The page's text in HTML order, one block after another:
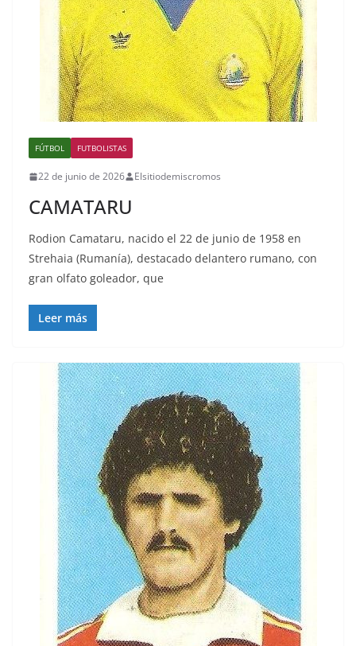
FÚTBOL FUTBOLISTAS
22 de junio de 2026 Elsitiodemiscromos
CAMATARU
Rodion Camataru, nacido el 22 de junio de 1958 en
Strehaia (Rumanía), destacado delantero rumano, con
gran olfato goleador, que
Leer más